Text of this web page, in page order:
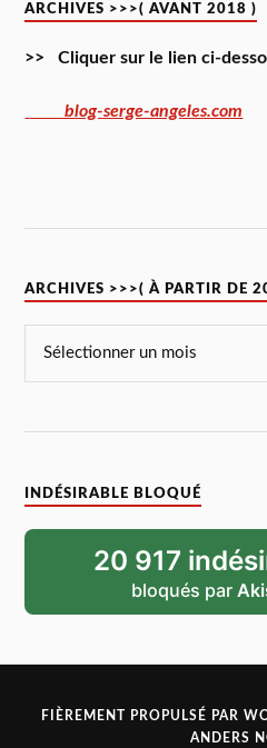
ARCHIVES >>>( AVANT 2018 )
>> Cliquer sur le lien ci-
blog-serge-angeles.com
ARCHIVES >>>( À PARTIR DE
INDÉSIRABLE BLOQUÉ
20 917
bloqués par
FIÈREMENT PROPULSÉ PAR
ANDERS